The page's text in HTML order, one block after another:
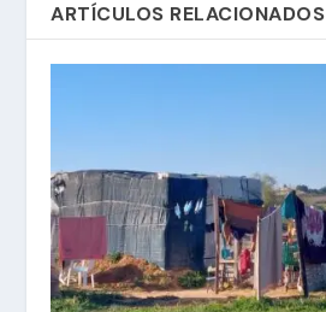
ARTÍCULOS RELACIONADOS